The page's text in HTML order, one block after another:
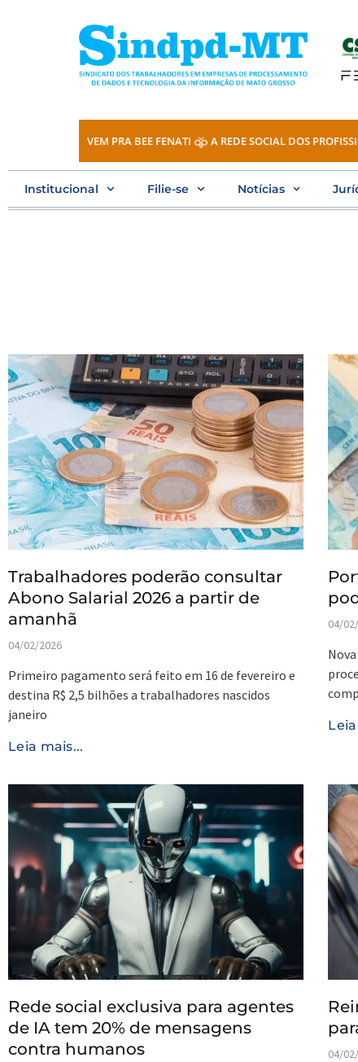
VEM PRA BEE FENATI A REDE SOCIAL DOS
Institucional Filie-se Notícias
Trabalhadores poderão consultar
Abono Salarial 2026 a partir de
amanhã
04/02/2026
Primeiro pagamento será feito em 16 de fevereiro e
destina R$ 2,5 bilhões a trabalhadores nascidos
janeiro
Leia mais...
04/
Rede social exclusiva para agentes
de IA tem 20% de mensagens
contra humanos
04/